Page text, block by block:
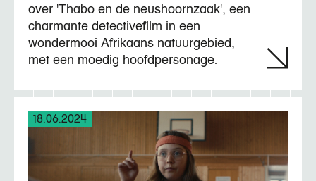
over 'Thabo en de neushoornzaak', een
charmante detectivefilm in een
wondermooi Afrikaans natuurgebied,
met een moedig hoofdpersonage.
18.06.2024